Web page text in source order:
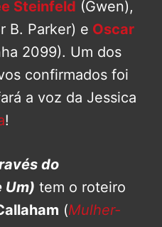
Steinfeld (Gwen),
B. Parker) e Oscar
2099). Um dos
confirmados foi
a voz da Jessica
!
do
Um) tem o roteiro
(Mulher-